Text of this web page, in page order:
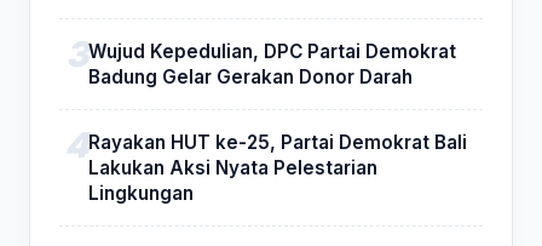
Wujud Kepedulian, DPC Partai Demokrat
Badung Gelar Gerakan Donor Darah
Rayakan HUT ke-25, Partai Demokrat Bali
Lakukan Aksi Nyata Pelestarian
Lingkungan